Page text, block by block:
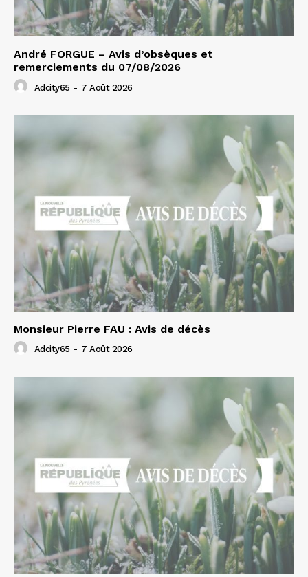
André FORGUE – Avis d’obsèques et
remerciements du 07/08/2026
Adcity65 - 7 Août 2026
Monsieur Pierre FAU : Avis de décès
Adcity65 - 7 Août 2026